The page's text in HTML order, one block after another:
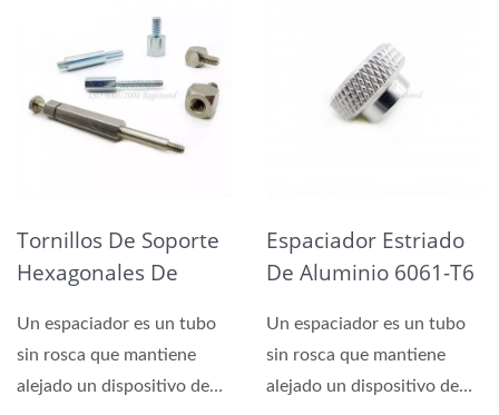
Tornillos De Soporte
Hexagonales De
Torneadas
Un espaciador es un tubo
sin rosca que mantiene
alejado un dispositivo de
Espaciador Estriado
De Aluminio 6061-T6
Un espaciador es un tubo
sin rosca que mantiene
alejado un dispositivo de